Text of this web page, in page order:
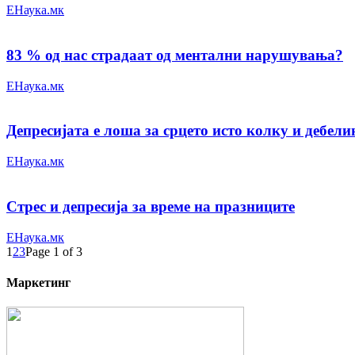
ЕНаука.мк
83 % од нас страдаат од ментални нарушувања?
ЕНаука.мк
Депресијата е лоша за срцето исто колку и
ЕНаука.мк
Стрес и депресија за време на празниците
ЕНаука.мк
1 23Page 1 of 3
Маркетинг